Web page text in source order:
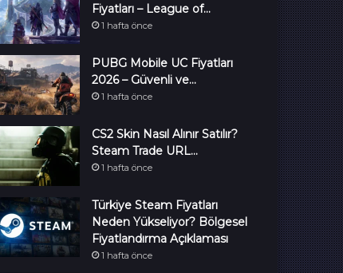
Fiyatları – League of…
1 hafta önce
PUBG Mobile UC Fiyatları
2026 – Güvenli ve…
1 hafta önce
CS2 Skin Nasıl Alınır Satılır?
Steam Trade URL…
1 hafta önce
Türkiye Steam Fiyatları
Neden Yükseliyor? Bölgesel
Fiyatlandırma Açıklaması
1 hafta önce